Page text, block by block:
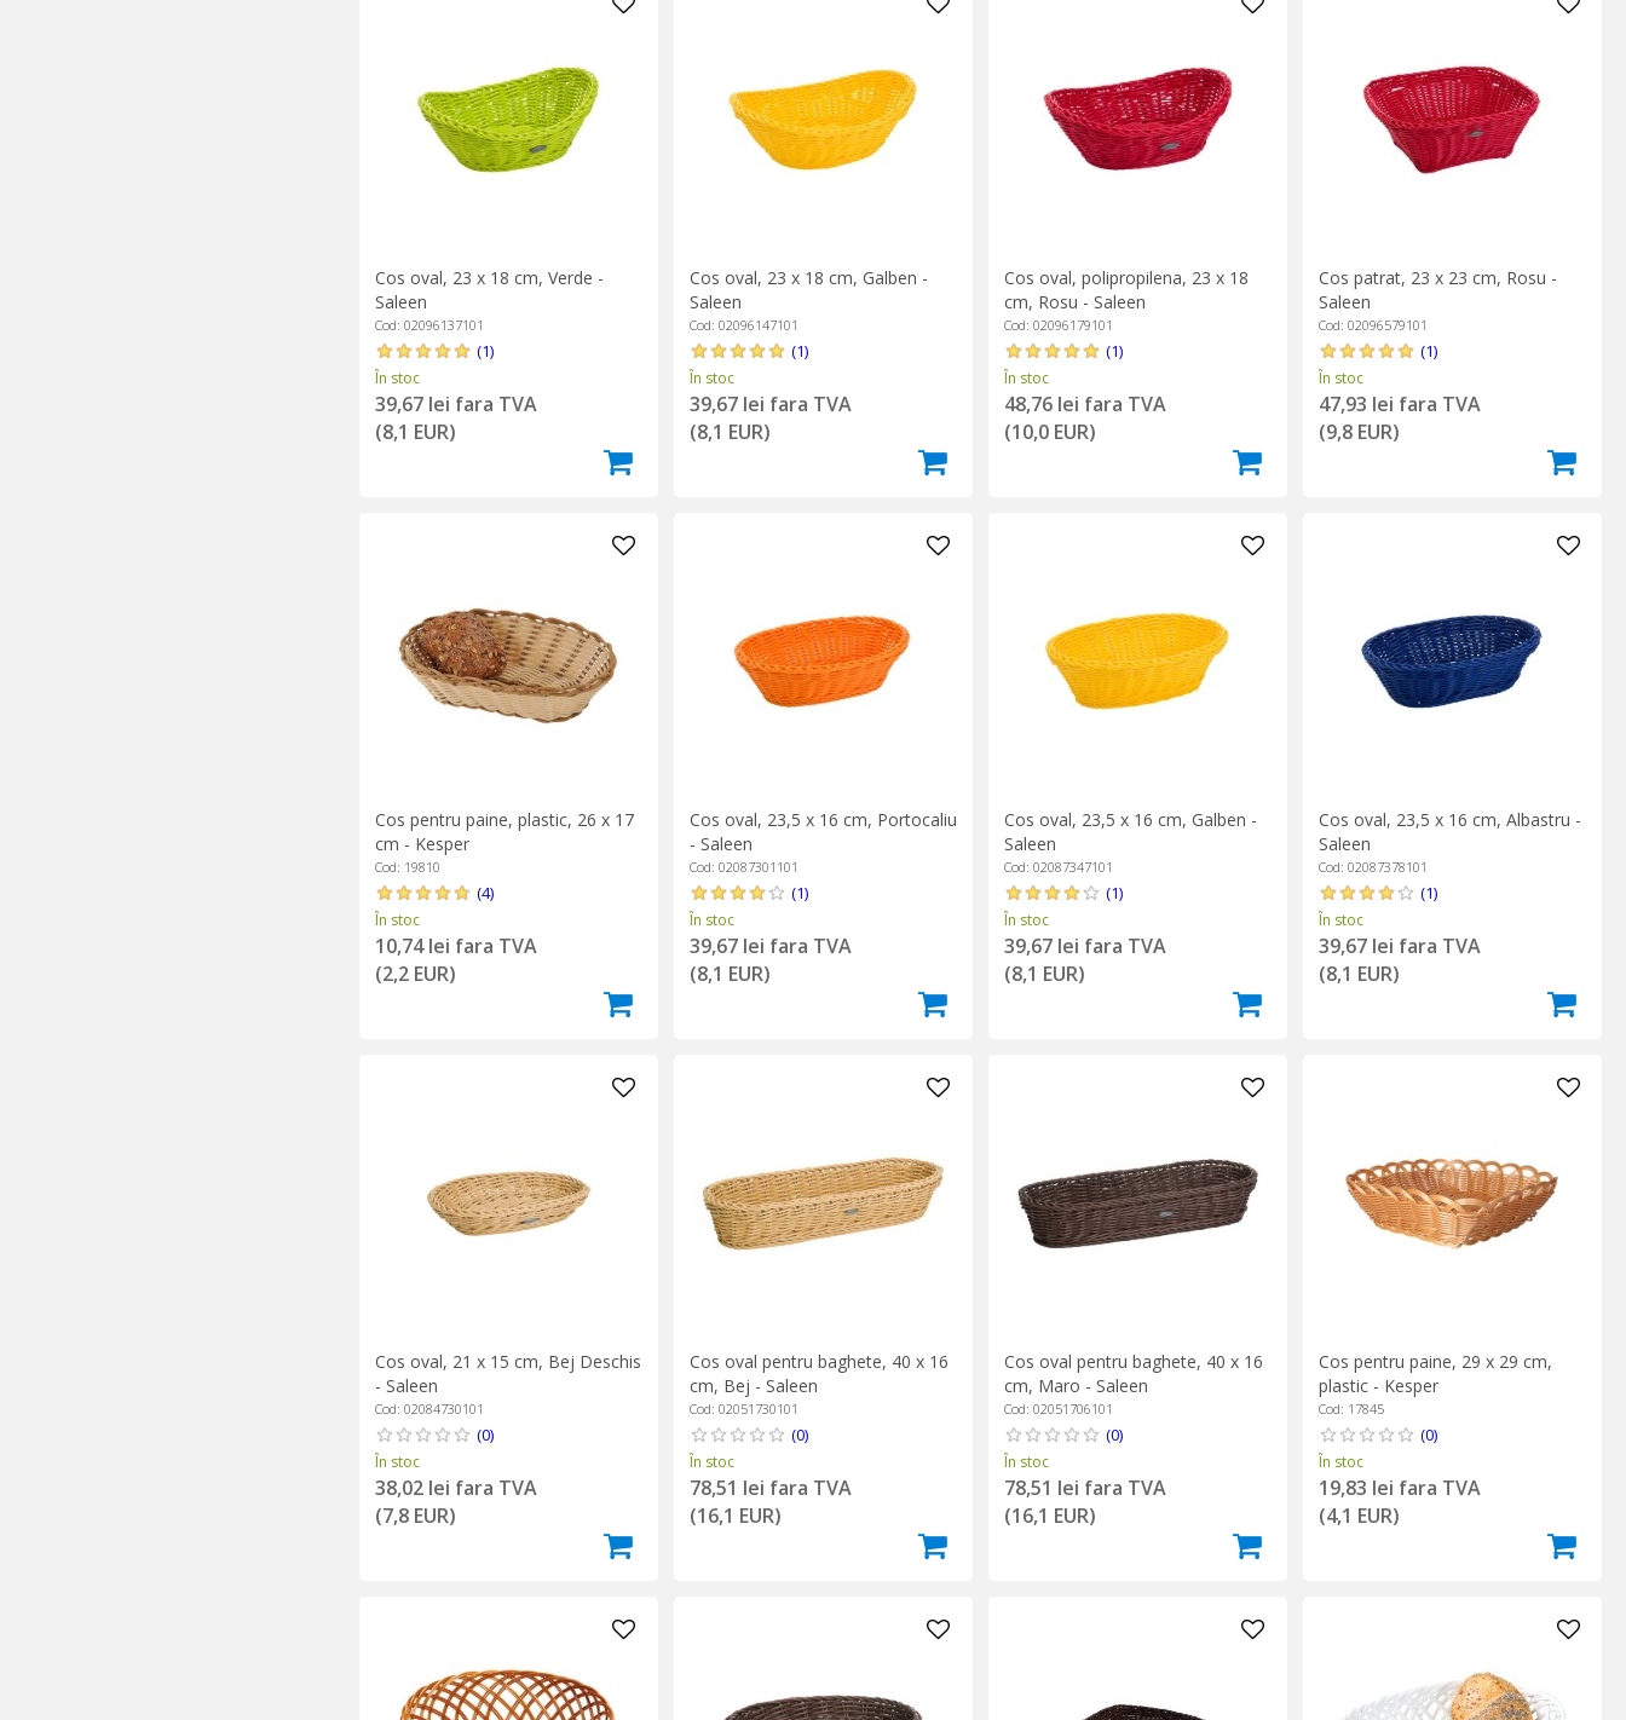
Cos oval, 23 x 18 cm, Verde -
Saleen
Cod: 02096137101
(1)
În stoc
39,67 lei fara TVA
(8,1 EUR)
Cos oval, 23 x 18 cm, Galben -
Saleen
Cod: 02096147101
(1)
În stoc
39,67 lei fara TVA
(8,1 EUR)
Cos oval, polipropilena, 23 x 18
cm, Rosu - Saleen
Cod: 02096179101
(1)
În stoc
48,76 lei fara TVA
(10,0 EUR)
Cos patrat, 23 x 23 cm, Rosu -
Saleen
Cod: 02096579101
(1)
În stoc
47,93 lei fara TVA
(9,8 EUR)
Cos pentru paine, plastic, 26 x 17
cm - Kesper
Cod: 19810
(4)
În stoc
10,74 lei fara TVA
(2,2 EUR)
Cos oval, 23,5 x 16 cm, Portocaliu
- Saleen
Cod: 02087301101
(1)
În stoc
39,67 lei fara TVA
(8,1 EUR)
Cos oval, 23,5 x 16 cm, Galben -
Saleen
Cod: 02087347101
(1)
În stoc
39,67 lei fara TVA
(8,1 EUR)
Cos oval, 23,5 x 16 cm, Albastru -
Saleen
Cod: 02087378101
(1)
În stoc
39,67 lei fara TVA
(8,1 EUR)
Cos oval, 21 x 15 cm, Bej Deschis
- Saleen
Cod: 02084730101
(0)
În stoc
38,02 lei fara TVA
(7,8 EUR)
Cos oval pentru baghete, 40 x 16
cm, Bej - Saleen
Cod: 02051730101
(0)
În stoc
78,51 lei fara TVA
(16,1 EUR)
Cos oval pentru baghete, 40 x 16
cm, Maro - Saleen
Cod: 02051706101
(0)
În stoc
78,51 lei fara TVA
(16,1 EUR)
Cos pentru paine, 29 x 29 cm,
plastic - Kesper
Cod: 17845
(0)
În stoc
19,83 lei fara TVA
(4,1 EUR)